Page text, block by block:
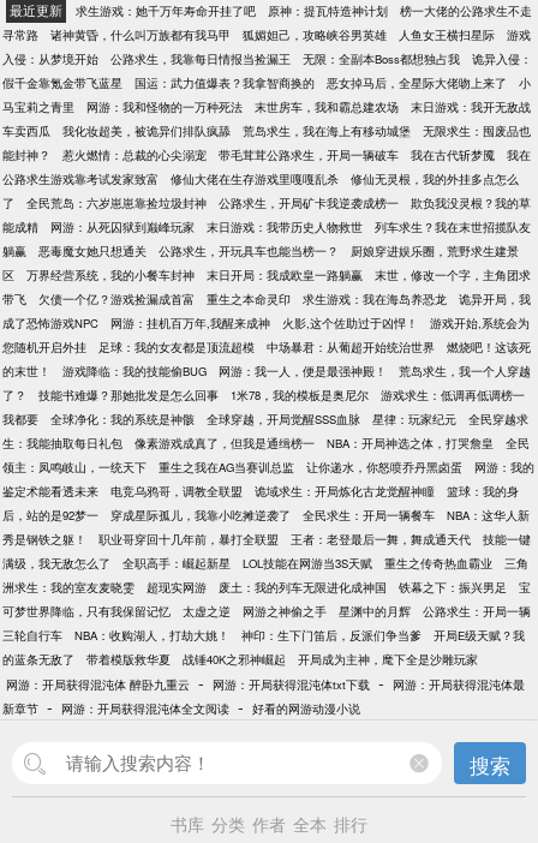
最近更新 求生游戏：她千万年寿命开挂了吧 原神：提瓦特造神计划
榜一大佬的公路求生不走
寻常路
诸神黄昏，什么叫万族都有我马甲 狐媚妲己，攻略峡谷男英雄 人鱼女王横扫星际
游戏
入侵：从梦境开始
公路求生，我靠每日情报当捡漏王 无限：全副本Boss都想独占我
诡异入侵：
假千金靠氪金带飞蓝星
国运：武力值爆表？我拿智商换的 恶女掉马后，全星际大佬吻上来了
小
马宝莉之青里
网游：我和怪物的一万种死法 末世房车，我和霸总建农场
末日游戏：我开无敌战
车卖西瓜
我化妆超美，被诡异们排队疯舔 荒岛求生，我在海上有移动城堡
无限求生：囤废品也
能封神？
惹火燃情：总裁的心尖溺宠 带毛茸茸公路求生，开局一辆破车 我在古代斩梦魇
我在
公路求生游戏靠考试发家致富
修仙大佬在生存游戏里嘎嘎乱杀
修仙无灵根，我的外挂多点怎么
了
全民荒岛：六岁崽崽靠捡垃圾封神 公路求生，开局矿卡我逆袭成榜一
欺负我没灵根？我的草
能成精
网游：从死囚狱到巅峰玩家 末日游戏：我带历史人物救世
列车求生？我在末世招揽队友
躺赢
恶毒魔女她只想通关 公路求生，开玩具车也能当榜一？
厨娘穿进娱乐圈，荒野求生建景
区
万界经营系统，我的小餐车封神 末日开局：我成欧皇一路躺赢
末世，修改一个字，主角团求
带飞
欠债一个亿？游戏捡漏成首富 重生之本命灵印 求生游戏：我在海岛养恐龙
诡异开局，我
成了恐怖游戏NPC
网游：挂机百万年,我醒来成神 火影,这个佐助过于凶悍！
游戏开始,系统会为
您随机开启外挂
足球：我的女友都是顶流超模 中场暴君：从葡超开始统治世界
燃烧吧！这该死
的末世！
游戏降临：我的技能偷BUG 网游：我一人，便是最强神殿！
荒岛求生，我一个人穿越
了？
技能书难爆？那她批发是怎么回事 1米78，我的模板是奥尼尔
游戏求生：低调再低调榜一
我都要
全球净化：我的系统是神骸 全球穿越，开局觉醒SSS血脉 星律：玩家纪元
全民穿越求
生：我能抽取每日礼包
像素游戏成真了，但我是通缉榜一 NBA：开局神选之体，打哭詹皇
全民
领主：凤鸣岐山，一统天下
重生之我在AG当赛训总监 让你递水，你怒喷乔丹黑卤蛋
网游：我的
鉴定术能看透未来
电竞乌鸦哥，调教全联盟 诡域求生：开局炼化古龙觉醒神瞳
篮球：我的身
后，站的是92梦一
穿成星际孤儿，我靠小吃摊逆袭了 全民求生：开局一辆餐车
NBA：这华人新
秀是钢铁之躯！
职业哥穿回十几年前，暴打全联盟 王者：老登最后一舞，舞成通天代
技能一键
满级，我无敌怎么了
全职高手：崛起新星 LOL技能在网游当3S天赋 重生之传奇热血霸业
三角
洲求生：我的室友麦晓雯
超现实网游 废土：我的列车无限进化成神国 铁幕之下：振兴男足
宝
可梦世界降临，只有我保留记忆
太虚之逆 网游之神偷之手 星渊中的月辉
公路求生：开局一辆
三轮自行车
NBA：收购湖人，打劫大姚！ 神印：生下门笛后，反派们争当爹
开局E级天赋？我
的蓝条无敌了
带着模版救华夏 战锤40K之邪神崛起
开局成为主神，麾下全是沙雕玩家
网游：开局获得混沌体 醉卧九重云 - 网游：开局获得混沌体txt下载 -
网游：开局获得混沌体最
新章节 - 网游：开局获得混沌体全文阅读 - 好看的网游动漫小说
搜索
书库 分类 作者 全本 排行